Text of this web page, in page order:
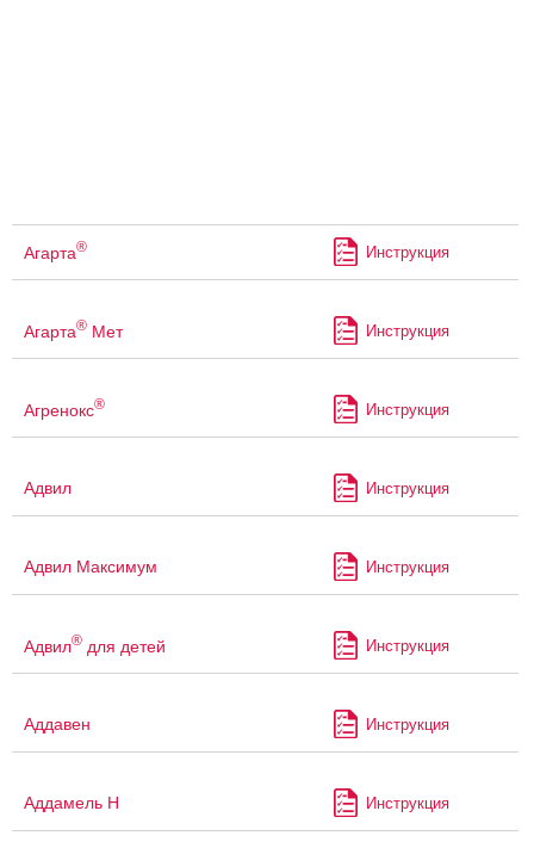
Агарта® Инструкция
Агарта® Мет Инструкция
Агренокс® Инструкция
Адвил Инструкция
Адвил Максимум Инструкция
Адвил® для детей Инструкция
Аддавен Инструкция
Аддамель Н Инструкция